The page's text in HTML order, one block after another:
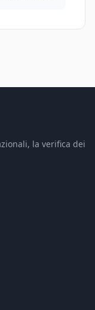
la verifica dei